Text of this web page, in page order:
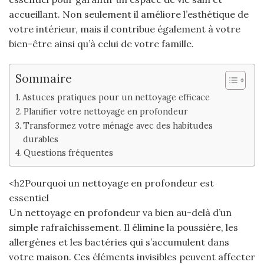
accueillant. Non seulement il améliore l’esthétique de
votre intérieur, mais il contribue également à votre
bien-être ainsi qu’à celui de votre famille.
Sommaire
Astuces pratiques pour un nettoyage efficace
Planifier votre nettoyage en profondeur
Transformez votre ménage avec des habitudes
durables
Questions fréquentes
<h2Pourquoi un nettoyage en profondeur est
essentiel
Un nettoyage en profondeur va bien au-delà d’un
simple rafraîchissement. Il élimine la poussière, les
allergènes et les bactéries qui s’accumulent dans
votre maison. Ces éléments invisibles peuvent affecter